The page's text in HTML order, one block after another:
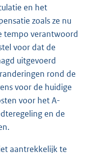
en het
zoals ze nu
tempo verantwoord
voor dat de
uitgevoerd
rond de
voor de huidige
voor het A-
en de
aantrekkelijk te